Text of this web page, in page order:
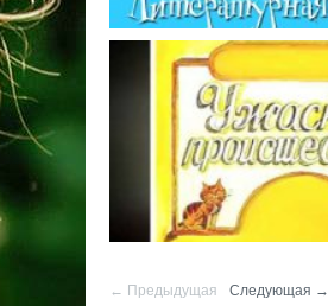
← Предыдущая Следующая →